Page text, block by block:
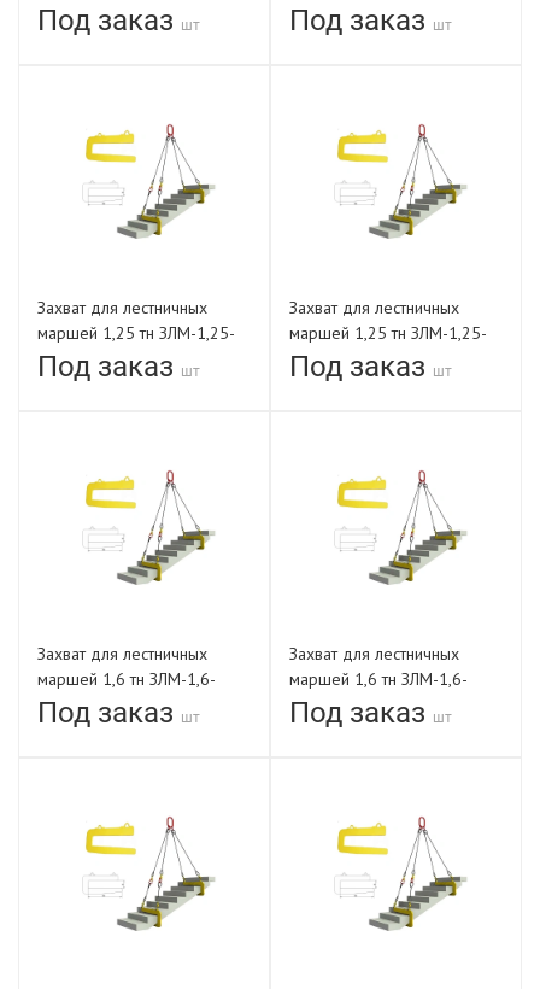
1050-В
Под заказ шт
1200-В
Под заказ шт
Захват для лестничных
маршей 1,25 тн ЗЛМ-1,25-
1350-В
Под заказ шт
Захват для лестничных
маршей 1,25 тн ЗЛМ-1,25-
1500-В
Под заказ шт
Захват для лестничных
маршей 1,6 тн ЗЛМ-1,6-
820-В
Под заказ шт
Захват для лестничных
маршей 1,6 тн ЗЛМ-1,6-
1050-В
Под заказ шт